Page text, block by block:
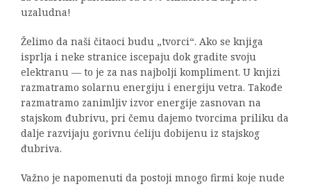
uzaludna!
Želimo da naši čitaoci budu „tvorci“. Ako se knjiga
isprlja i neke stranice iscepaju dok gradite svoju
elektranu — to je za nas najbolji kompliment. U knjizi
razmatramo solarnu energiju i energiju vetra. Takođe
razmatramo zanimljiv izvor energije zasnovan na
stajskom đubrivu, pri čemu dajemo tvorcima priliku da
dalje razvijaju gorivnu ćeliju dobijenu iz stajskog
đubriva.
Važno je napomenuti da postoji mnogo firmi koje nude